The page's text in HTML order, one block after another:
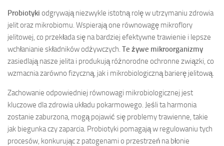
Probiotyki odgrywają niezwykle istotną rolę w utrzymaniu zdrowia
jelit oraz mikrobiomu. Wspierają one równowagę mikroflory
jelitowej, co przekłada się na bardziej efektywne trawienie i lepsze
wchłanianie składników odżywczych. Te żywe mikroorganizmy
zasiedlają nasze jelita i produkują różnorodne ochronne związki, co
wzmacnia zarówno fizyczną, jak i mikrobiologiczną barierę jelitową.
Zachowanie odpowiedniej równowagi mikrobiologicznej jest
kluczowe dla zdrowia układu pokarmowego. Jeśli ta harmonia
zostanie zaburzona, mogą pojawić się problemy trawienne, takie
jak biegunka czy zaparcia. Probiotyki pomagają w regulowaniu tych
procesów, konkurując z patogenami o przestrzeń na błonie